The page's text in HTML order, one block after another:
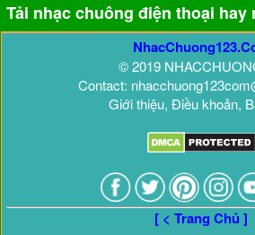
Tải nhạc chuông điện thoại hay
© 2019
Contact:
Giới thiệu, Điều khoản,
[ < Trang Chủ ]